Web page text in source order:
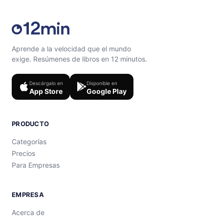
Aprende a la velocidad que el mundo
exige. Resúmenes de libros en 12 minutos.
Descárgalo en
App Store
Disponible en
Google Play
PRODUCTO
Categorías
Precios
Para Empresas
EMPRESA
Acerca de